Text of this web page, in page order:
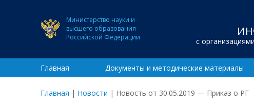
Министерство науки и
высшего образования
Российской Федерации
с
Главная Документы и методические материалы
Главная | Новости | Новость от 30.05.2019 — Приказ о РГ